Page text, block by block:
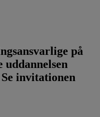
på
invitationen